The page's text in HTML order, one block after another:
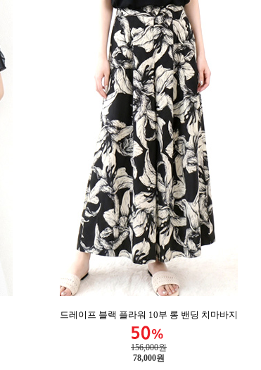
드레이프 블랙 플라워 10부 롱 밴딩 치마바지
156,000원
78,000원